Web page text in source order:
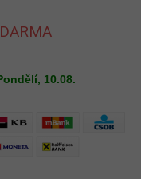
10.08.